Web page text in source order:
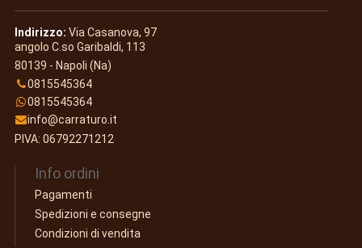
Indirizzo: Via Casanova, 97
angolo C.so Garibaldi, 113
80139 - Napoli (Na)
0815545364
0815545364
info@carraturo.it
PIVA: 06792271212
Info ordini
Pagamenti
Spedizioni e consegne
Condizioni di vendita